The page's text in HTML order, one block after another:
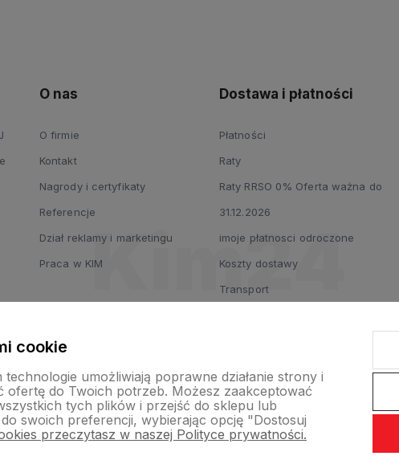
O nas
O firmie
Kontakt
Nagrody i certyfikaty
Referencje
Dział reklamy i marketingu
Praca w KIM
Dostawa i płatności
Płatności
Raty
Raty RRSO 0% Oferta ważna do
31.12.2026
imoje płatnosci odroczone
Koszty dostawy
Transport
cookie
umożliwiają poprawne działanie strony i
ofertę do Twoich potrzeb. Możesz zaakceptować
tych plików i przejść do sklepu lub
swoich preferencji, wybierając opcję "Dostosuj
przeczytasz w naszej Polityce prywatności.